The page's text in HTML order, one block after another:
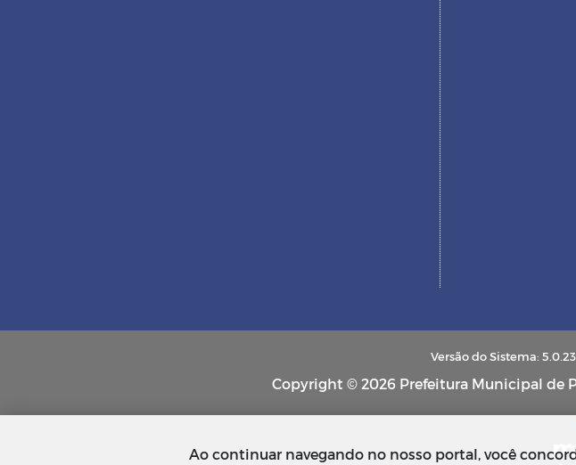
Versão do Sistema:
Copyright © 2026 Prefeitura Municipal de
Ao continuar navegando no nosso portal, você